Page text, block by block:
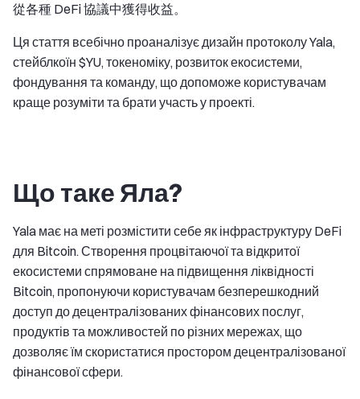
從各種 DeFi 協議中獲得收益。
Ця стаття всебічно проаналізує дизайн протоколу Yala,
стейблкоїн $YU, токеноміку, розвиток екосистеми,
фондування та команду, що допоможе користувачам
краще розуміти та брати участь у проекті.
Що таке Яла?
Yala має на меті розмістити себе як інфраструктуру DeFi
для Bitcoin. Створення процвітаючої та відкритої
екосистеми спрямоване на підвищення ліквідності
Bitcoin, пропонуючи користувачам безперешкодний
доступ до децентралізованих фінансових послуг,
продуктів та можливостей по різних мережах, що
дозволяє їм скористатися простором децентралізованої
фінансової сфери.